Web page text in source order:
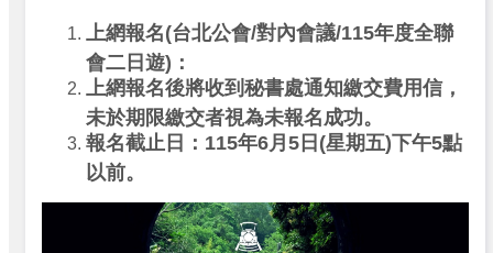
上網報名(台北公會/對內會議/115年度全聯
會二日遊)：
上網報名後將收到秘書處通知繳交費用信，
未於期限繳交者視為未報名成功。
報名截止日：115年6月5日(星期五)下午5點
以前。